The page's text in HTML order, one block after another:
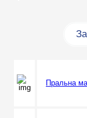
Пральна